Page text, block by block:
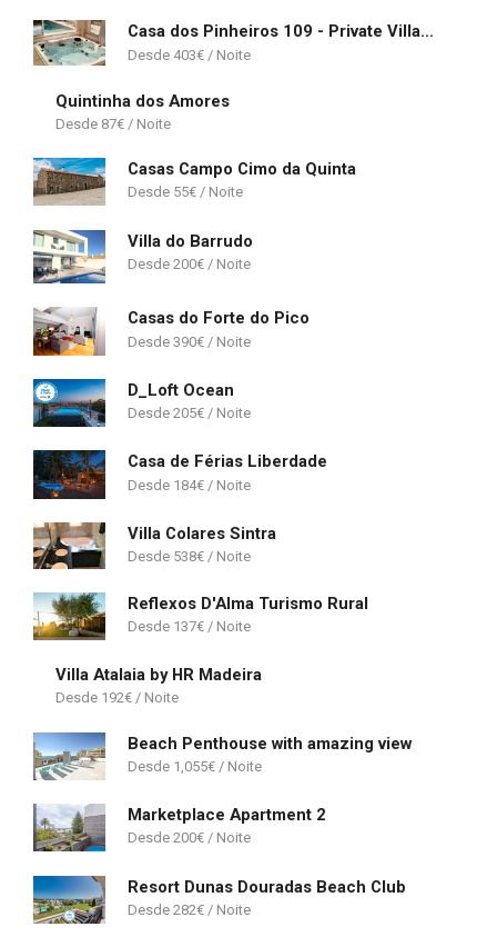
Casa dos Pinheiros 109 - Private Villa with pool & heated SPA
403€
Quintinha dos Amores
87€
Casas Campo Cimo da Quinta
55€
Villa do Barrudo
200€
Casas do Forte do Pico
390€
D_Loft Ocean
205€
Casa de Férias Liberdade
184€
Villa Colares Sintra
538€
Reflexos D'Alma Turismo Rural
137€
Villa Atalaia by HR Madeira
192€
Beach Penthouse with amazing view
1,055€
Marketplace Apartment 2
200€
Resort Dunas Douradas Beach Club
282€